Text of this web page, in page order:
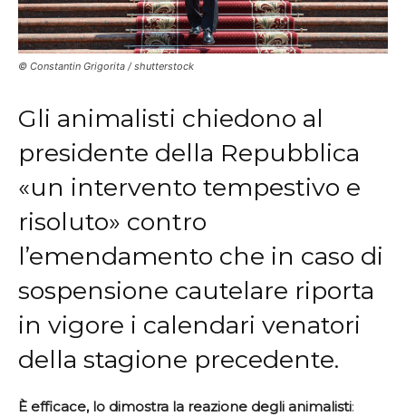
© Constantin Grigorita / shutterstock
Gli animalisti chiedono al
presidente della Repubblica
«un intervento tempestivo e
risoluto» contro
l’emendamento che in caso di
sospensione cautelare riporta
in vigore i calendari venatori
della stagione precedente.
È efficace, lo dimostra la reazione degli animalisti: